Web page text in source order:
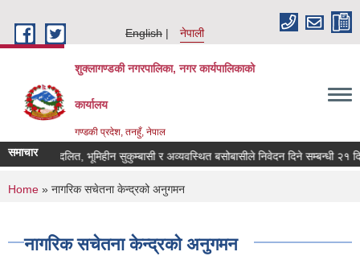
English
नेपाली
शुक्लागण्डकी नगरपालिका, नगर कार्यपालिकाको
कार्यालय
गण्डकी प्रदेश, तनहुँ, नेपाल
समाचार
भूमिहीन दलित, भूमिहीन सुकुम्बासी र अव्यवस्थित बसोबासीले निवेदन दिने सम्बन्धी २१ दिने
You are here
Home » नागरिक सचेतना केन्द्रको अनुगमन
नागरिक सचेतना केन्द्रको अनुगमन